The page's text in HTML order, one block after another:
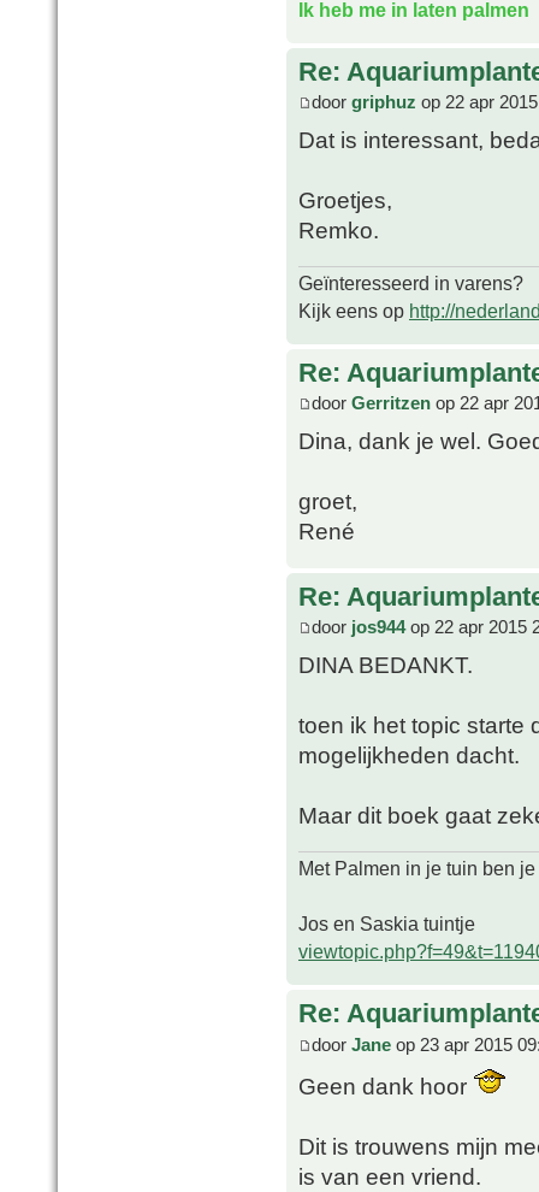
Ik heb me in laten palmen
Re:
door griphuz op 22 apr
Dat is interessant,
Groetjes,
Remko.
Geïnteresseerd in varens?
Kijk eens op http://
Re:
door Gerritzen op 22 apr
Dina, dank je wel.
groet,
René
Re:
door jos944op 22 apr 2015
DINA BEDANKT.
toen ik het topic starte
mogelijkheden dacht.
Maar dit boek gaat
Met Palmen in je tuin ben
Jos en Saskia tuintje
Re:
door Jane op 23 apr 2015
Geen dank hoor
Dit is trouwens mijn
is van een vriend.